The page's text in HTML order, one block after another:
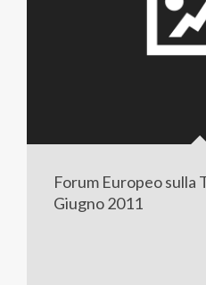
Forum Europeo sulla
Giugno 2011